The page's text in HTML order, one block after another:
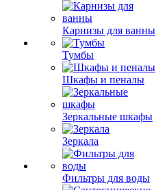
Карнизы для ванны
Тумбы
Шкафы и пеналы
Зеркальные шкафы
Зеркала
Фильтры для воды